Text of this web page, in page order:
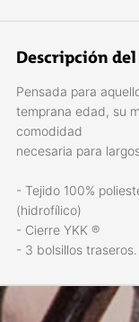
Descripción
Pensada para
temprana edad, su
comodidad
necesaria para
- Tejido 100%
(hidrofílico)
- Cierre YKK ®
- 3 bolsillos traseros.